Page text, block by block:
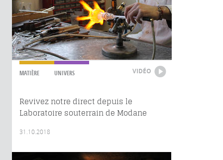
MATIÈRE UNIVERS VIDÉO
Revivez notre direct depuis le
Laboratoire souterrain de Modane
31.10.2018